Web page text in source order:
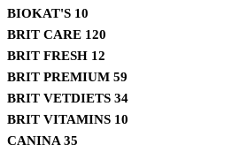
BIOKAT'S 10
BRIT CARE 120
BRIT FRESH 12
BRIT PREMIUM 59
BRIT VETDIETS 34
BRIT VITAMINS 10
CANINA 35